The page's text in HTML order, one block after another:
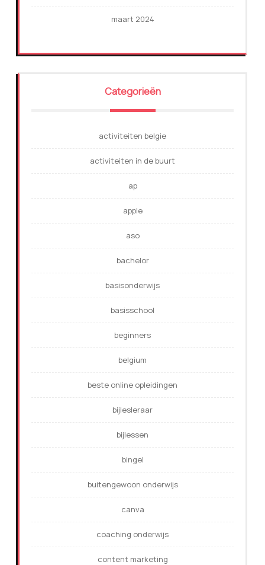
maart 2024
Categorieën
activiteiten belgie
activiteiten in de buurt
ap
apple
aso
bachelor
basisonderwijs
basisschool
beginners
belgium
beste online opleidingen
bijlesleraar
bijlessen
bingel
buitengewoon onderwijs
canva
coaching onderwijs
content marketing